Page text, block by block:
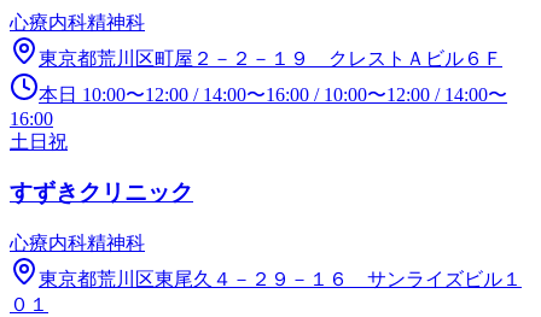
心療内科精神科
東京都荒川区町屋２－２－１９ クレストＡビル６Ｆ
本日 10:00〜12:00 / 14:00〜16:00 / 10:00〜12:00 / 14:00〜
16:00
土日祝
すずきクリニック
心療内科精神科
東京都荒川区東尾久４－２９－１６ サンライズビル１
０１